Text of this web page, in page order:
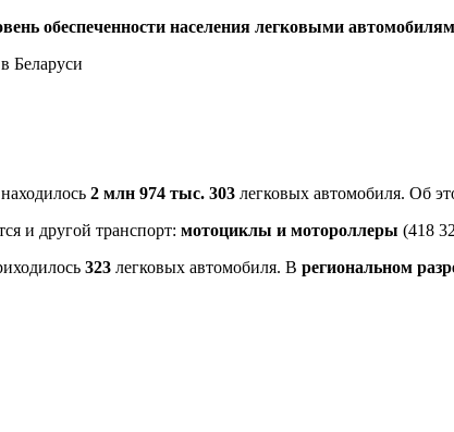
обеспеченности населения легковыми
2 млн 974 тыс. 303 легковых автомобиля. Об
и другой транспорт: мотоциклы и мотороллеры (418
323 легковых автомобиля. В региональном